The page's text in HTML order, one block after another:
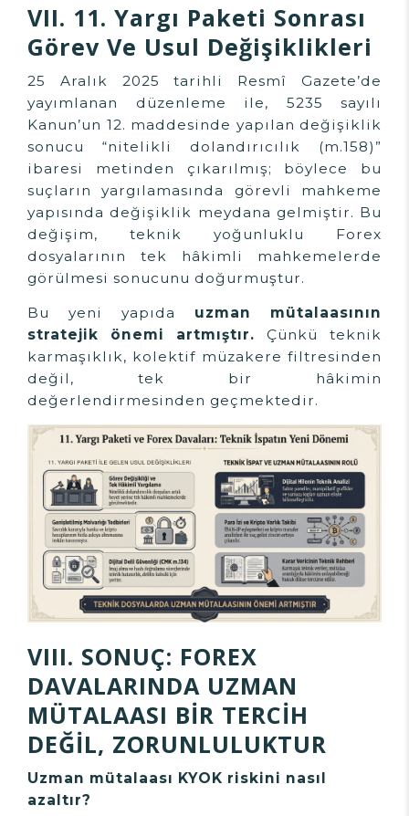
VII. 11. Yargı Paketi Sonrası
Görev Ve Usul Değişiklikleri
25 Aralık 2025 tarihli Resmî Gazete’de
yayımlanan düzenleme ile, 5235 sayılı
Kanun’un 12. maddesinde yapılan değişiklik
sonucu “nitelikli dolandırıcılık (m.158)”
ibaresi metinden çıkarılmış; böylece bu
suçların yargılamasında görevli mahkeme
yapısında değişiklik meydana gelmiştir. Bu
değişim, teknik yoğunluklu Forex
dosyalarının tek hâkimli mahkemelerde
görülmesi sonucunu doğurmuştur.
Bu yeni yapıda uzman mütalaasının
stratejik önemi artmıştır. Çünkü teknik
karmaşıklık, kolektif müzakere filtresinden
değil, tek bir hâkimin
değerlendirmesinden geçmektedir.
VIII. SONUÇ: FOREX
DAVALARINDA UZMAN
MÜTALAASI BİR TERCİH
DEĞİL, ZORUNLULUKTUR
Uzman mütalaası KYOK riskini nasıl
azaltır?